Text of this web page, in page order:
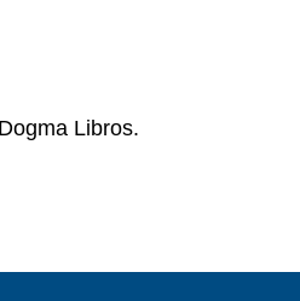
Libros.